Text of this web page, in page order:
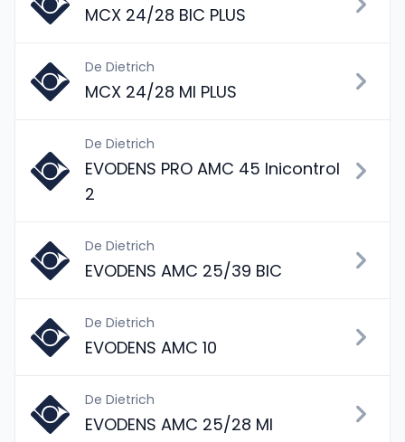
MCX 24/28 BIC PLUS
De Dietrich
MCX 24/28 MI PLUS
De Dietrich
EVODENS PRO AMC 45 Inicontrol
2
De Dietrich
EVODENS AMC 25/39 BIC
De Dietrich
EVODENS AMC 10
De Dietrich
EVODENS AMC 25/28 MI